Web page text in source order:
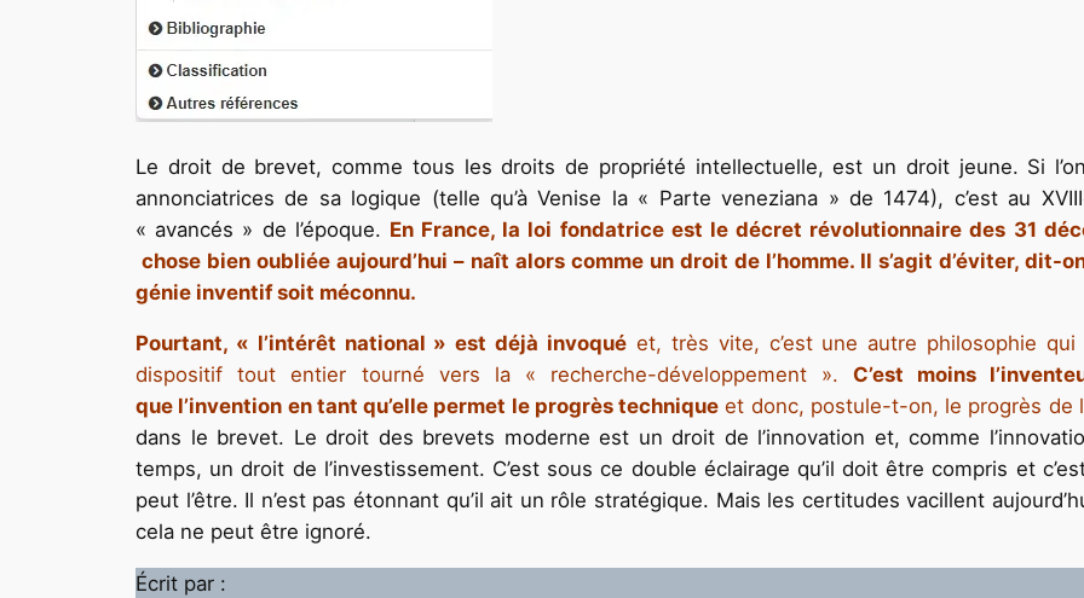
Le droit de brevet, comme tous les droits de propriété intellectuelle, est un droit jeune. Si
annonciatrices de sa logique (telle qu’à Venise la « Parte veneziana » de 1474), c’est au
« avancés » de l’époque. En France, la loi fondatrice est le décret révolutionnaire des 31
chose bien oubliée aujourd’hui – naît alors comme un droit de l’homme. Il s’agit d’éviter, dit-
génie inventif soit méconnu.
Pourtant, « l’intérêt national » est déjà invoqué et, très vite, c’est une autre philosophie
dispositif tout entier tourné vers la « recherche-développement ». C’est moins
que l’invention en tant qu’elle permet le progrès technique et donc, postule-t-on, le progrès de
dans le brevet. Le droit des brevets moderne est un droit de l’innovation et, comme
temps, un droit de l’investissement. C’est sous ce double éclairage qu’il doit être compris et
peut l’être. Il n’est pas étonnant qu’il ait un rôle stratégique. Mais les certitudes vacillent
cela ne peut être ignoré.
Écrit par :